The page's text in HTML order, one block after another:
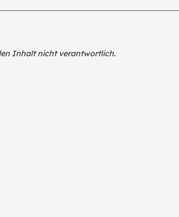
Inhalt nicht verantwortlich.